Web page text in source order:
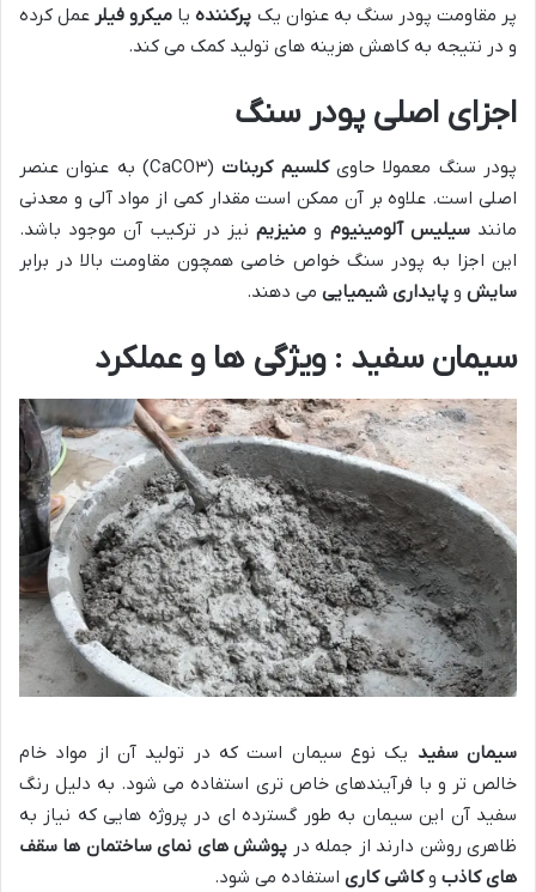
پر مقاومت پودر سنگ به عنوان یک پرکنندهیا میکرو فیلر عمل کرده
و در نتیجه به کاهش هزینه های تولید کمک می کند.
اجزای اصلی پودر سنگ
پودر سنگ معمولا حاویکلسیم کربنات
(CaCO۳) به عنوان عنصر
اصلی است. علاوه بر آن ممکن است مقدار کمی از مواد آلی و معدنی
مانندسیلیس آلومینیوم و منیزیمنیز در ترکیب آن موجود باشد.
این اجزا به پودر سنگ خواص خاصی همچون مقاومت بالا در برابر
سایش و پایداری شیمیایی می دهند.
سیمان سفید : ویژگی ها و عملکرد
سیمان سفید یک نوع سیمان است که در تولید آن از مواد خام
خالص تر و با فرآیندهای خاص تری استفاده می شود. به دلیل رنگ
سفید آن این سیمان به طور گسترده ای در پروژه هایی که نیاز به
ظاهری روشن دارند از جمله در پوشش های نمای ساختمان ها سقف
های کاذب وکاشی کاری استفاده می شود.